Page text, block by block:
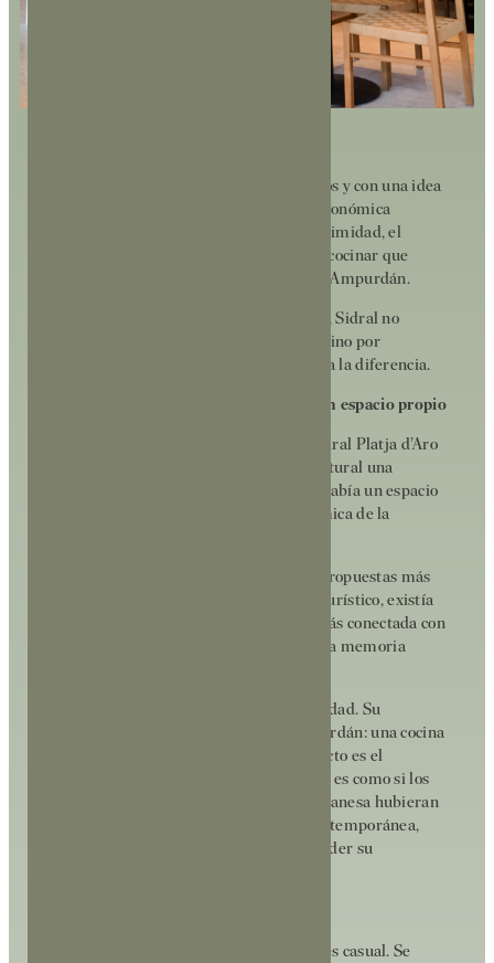
Lo ha hecho sin estridencias, sin artificios y con una idea
muy clara: ofrecer una experiencia gastronómica
auténtica, basada en el producto de proximidad, el
respeto por el territorio y una forma de cocinar que
conecta con los sabores reconocibles del Ampurdán.
En un destino con una oferta tan amplia, Sidral no
compite por volumen ni por tendencia, sino por
coherencia. Y eso, en gastronomía, marca la diferencia.
Un restaurante que ha sabido ocupar un espacio propio
Uno de los motivos clave del éxito de Sidral Platja d’Aro
es su capacidad para cubrir de forma natural una
necesidad que no siempre es evidente: había un espacio
por cubrir dentro de la oferta gastronómica de la
Más allá de la cocina internacional, las propuestas más
informales o los restaurantes de perfil turístico, existía
una demanda creciente de una cocina más conectada con
el territorio, con el producto local y con la memoria
Sidral ha sabido responder a esta necesidad. Su
propuesta recupera la esencia del Ampurdán: una cocina
honesta, de proximidad, donde el producto es el
verdadero protagonista. En cierto modo, es como si los
sabores tradicionales de la zona ampurdanesa hubieran
vuelto a Platja d’Aro con una mirada contemporánea,
adaptada al visitante actual pero sin perder su
El rápido posicionamiento de Sidral no es casual. Se